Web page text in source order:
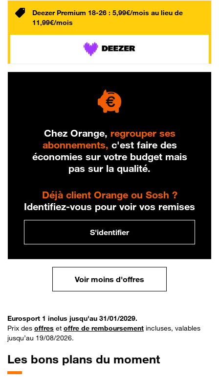
Deezer Premium 18-26 : 5,99€/mois au lieu de
11,99€/mois
Chez Orange, regrouper ses
abonnements, c'est faire des
économies sur votre budget mais
pas sur la qualité.
Déjà client Orange ou Sosh ?
Identifiez-vous pour voir vos remises
S'identifier
Voir moins d'offres
Eurosport 1 inclus jusqu'au 31/01/2029.
Prix des offres et offre de remboursement incluses, valables
jusqu’au 19/08/2026.
Les bons plans du moment